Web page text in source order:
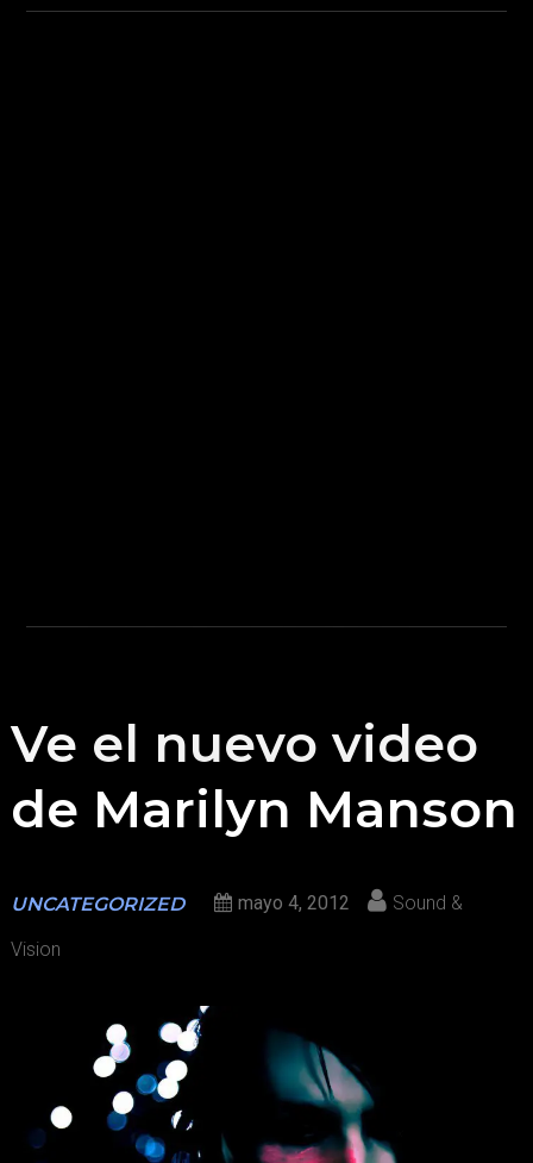
Ve el nuevo video
de Marilyn Manson
UNCATEGORIZED mayo 4, 2012 Sound &
Vision